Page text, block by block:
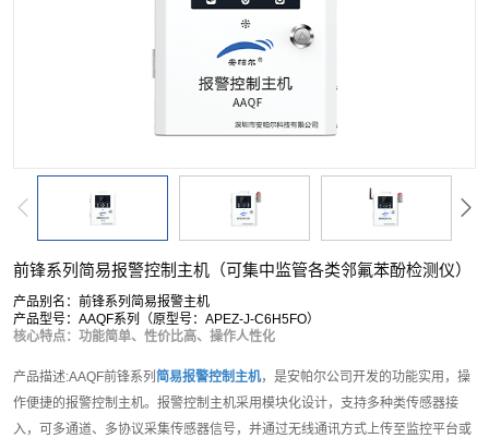
前锋系列简易报警控制主机（可集中监管各类邻氟苯酚检测仪）
产品别名：前锋系列简易报警主机
产品型号：AAQF系列（原型号：APEZ-J-C6H5FO）
核心特点：功能简单、性价比高、操作人性化
产品描述:AAQF前锋系列 简易报警控制主机，是安帕尔公司开发的功能实用，操
作便捷的报警控制主机。报警控制主机采用模块化设计，支持多种类传感器接
入，可多通道、多协议采集传感器信号，并通过无线通讯方式上传至监控平台或